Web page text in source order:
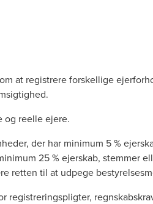
at registrere forskellige
og reelle ejere.
der har minimum 5 %
25 % ejerskab, stemmer
retten til at udpege